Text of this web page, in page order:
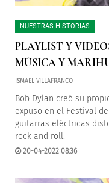
NUESTRAS HISTORIAS
PLAYLIST Y
MÚSICA Y
ISMAEL VILLAFRANCO
Bob Dylan creó su
expuso en el Festival
guitarras eléctricas
rock and roll.
20-04-2022 08:36